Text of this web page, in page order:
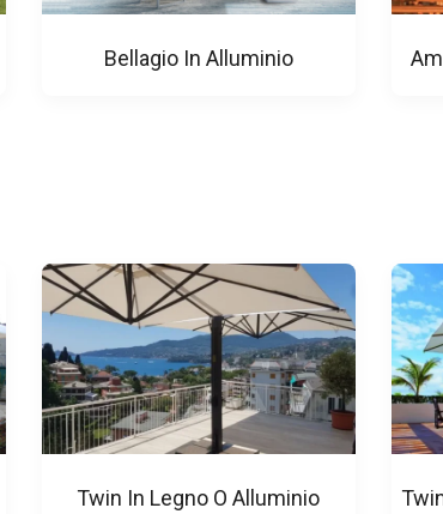
Bellagio In Alluminio
Twin In Legno O Alluminio